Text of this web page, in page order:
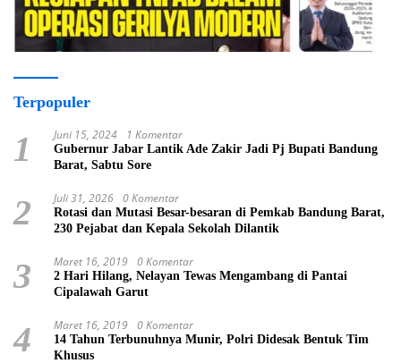
Terpopuler
1 Juni 15, 2024 1 Komentar
Gubernur Jabar Lantik Ade Zakir Jadi Pj Bupati Bandung
Barat, Sabtu Sore
2 Juli 31, 2026 0 Komentar
Rotasi dan Mutasi Besar-besaran di Pemkab Bandung Barat,
230 Pejabat dan Kepala Sekolah Dilantik
3 Maret 16, 2019 0 Komentar
2 Hari Hilang, Nelayan Tewas Mengambang di Pantai
Cipalawah Garut
4 Maret 16, 2019 0 Komentar
14 Tahun Terbunuhnya Munir, Polri Didesak Bentuk Tim
Khusus